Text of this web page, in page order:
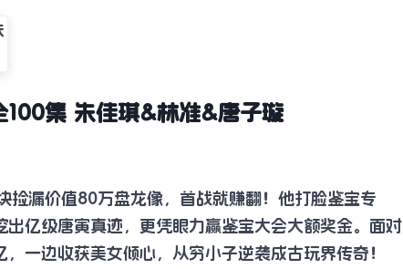
100集 朱佳琪&林准&唐子璇
捡漏价值80万盘龙像，首战就赚翻！他打脸鉴宝专
亿级唐寅真迹，更凭眼力赢鉴宝大会大额奖金。面对
一边收获美女倾心，从穷小子逆袭成古玩界传奇！